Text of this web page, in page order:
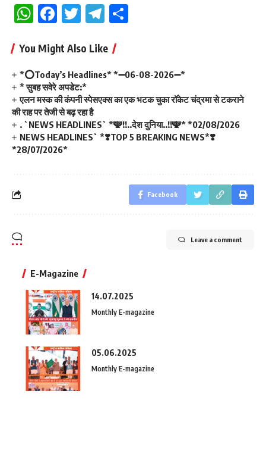
WhatsApp
Facebook
TwitterTelegram
You Might Also Like
*⭕Today’s Headlines* *➖06-08-2026➖*
* सुबह सवेरे अपडेट:*
एलन मस्क की कंपनी स्पेसएक्स का एक भटक चुका रॉकेट चंद्रमा से टकराने
की राह पर तेजी से बढ़ रहा है
. `NEWS HEADLINES` *🕎!!..देश दुनिया..!!🕎* *02/08/2026
NEWS HEADLINES` *❣️TOP 5 BREAKING NEWS*❣️
*28/07/2026*
Facebook
Leave a comment
E-Magazine
14.07.2025
Monthly E-magazine
05.06.2025
Monthly E-magazine